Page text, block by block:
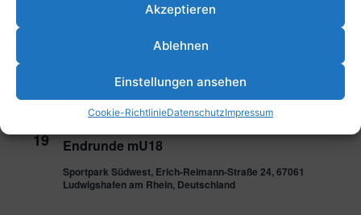
Akzeptieren
Ablehnen
Einstellungen ansehen
Cookie-RichtlinieDatenschutzImpressum
TFC – Eintracht Frankfurt (1. Herren)
Ludwigshafen am Rhein, Deutschland
19 Endrunde mU18
Sportpark Südwest, Erich-Reimann-Straße 24, 67061
Ludwigshafen am Rhein, Deutschland